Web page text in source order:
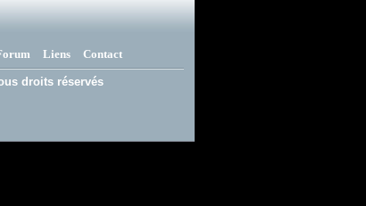
Liens Contact
droits réservés